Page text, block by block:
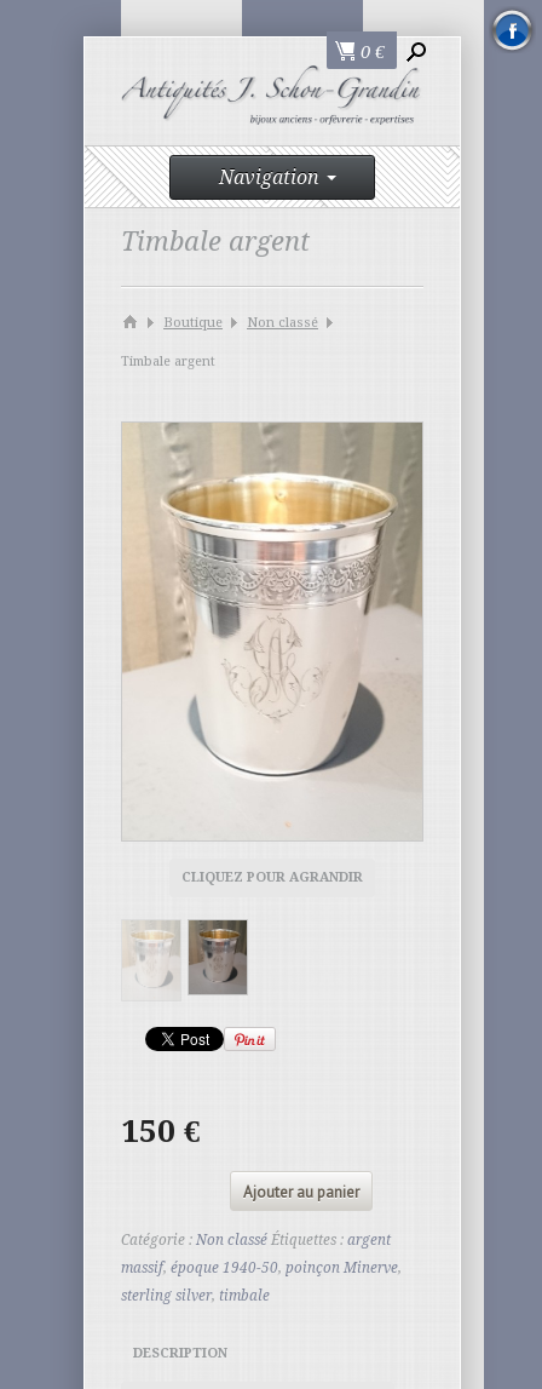
0 €
Navigation
Timbale argent
Boutique Non classé
Timbale argent
CLIQUEZ POUR AGRANDIR
150 €
Ajouter au panier
Catégorie : Non classé Étiquettes : argent
massif, époque 1940-50, poinçon Minerve,
sterling silver, timbale
DESCRIPTION